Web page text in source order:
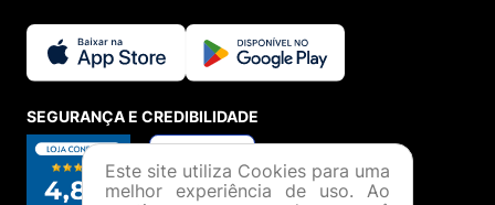
SEGURANÇA E CREDIBILIDADE
Este site utiliza Cookies para uma
melhor experiência de uso. Ao